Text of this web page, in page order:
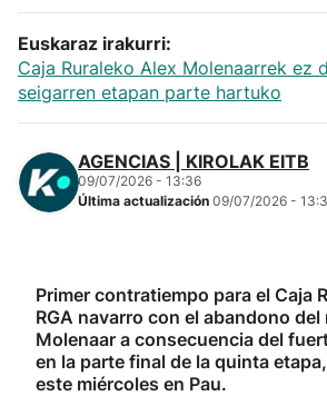
Euskaraz irakurri:
Caja Ruraleko Alex Molenaarrek ez
seigarren etapan parte hartuko
AGENCIAS | KIROLAK EITB
09/07/2026 - 13:36
Última actualización 09/07/2026 -
Primer contratiempo para el Caja
RGA navarro con el abandono
Molenaar a consecuencia del
en la parte final de la quinta
este miércoles en Pau.